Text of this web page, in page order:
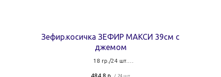
Зефир.косичка ЗЕФИР МАКСИ 39см с
джемом
18 гр./24 шт.